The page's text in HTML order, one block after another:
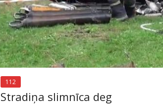
112
Stradiņa slimnīca deg